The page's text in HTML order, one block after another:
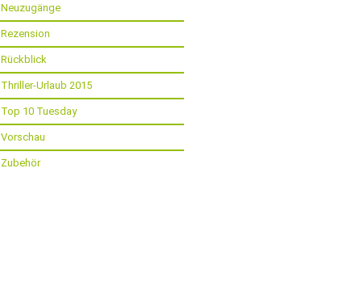
Neuzugänge
Rezension
Rückblick
Thriller-Urlaub 2015
Top 10 Tuesday
Vorschau
Zubehör